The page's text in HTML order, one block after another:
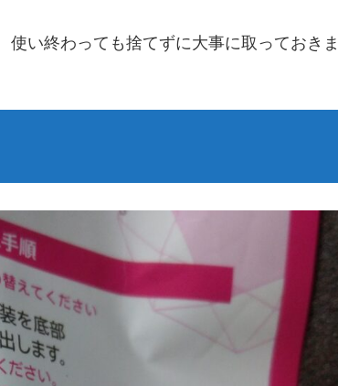
い終わっても捨てずに大事に取っておきま